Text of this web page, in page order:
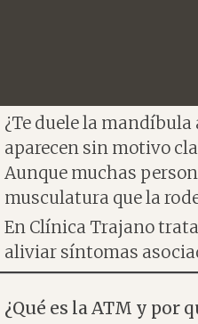
¿Te duele la mandíbula
aparecen sin motivo
Aunque muchas
musculatura que la
En Clínica Trajano
aliviar síntomas
¿Qué es la ATM y por